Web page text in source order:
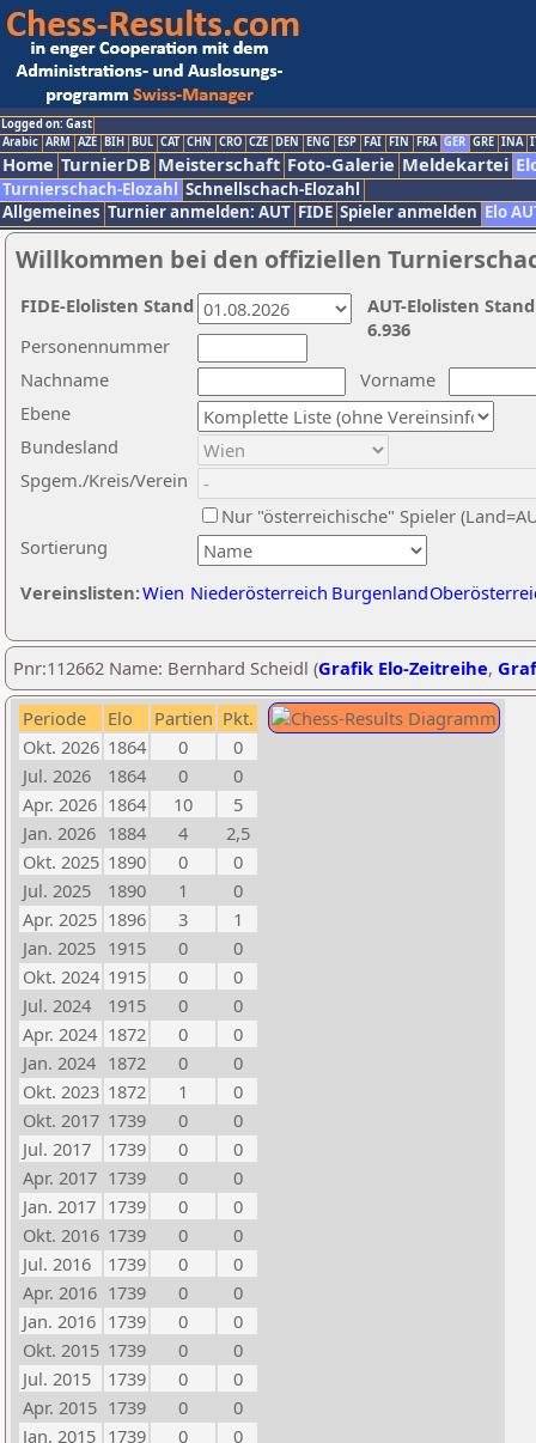
Logged on: Gast
Arabic ARM AZE BIH BUL CAT CHN CRO CZE DEN ENG ESP FAI FIN FRA GER GRE INA
Home TurnierDB Meisterschaft Foto-Galerie Meldekartei
Turnierschach-Elozahl Schnellschach-Elozahl
Allgemeines Turnier anmelden: AUT FIDE Spieler anmelden Elo
Willkommen bei den offiziellen
Nachname
Vorname
Ebene
Sortierung
Personennummer
Bundesland
Spgem./Kreis/Verein
Nur "österreichische" Spieler
Vereinslisten:Wien Niederösterreich Burgenland
AUT-Elolisten
6.936
FIDE-Elolisten Stand
Pnr:112662 Name: Bernhard Scheidl (Grafik Elo-Zeitreihe,
Periode Elo Partien Pkt.
Okt. 2026 1864 0
0
Jul. 2026
1864 0
0
Apr. 2026 1864 10
5
Jan. 2026 1884 4
2,5
Okt. 2025 1890 0
0
Jul. 2025
1890 1
0
Apr. 2025 1896 3
1
Jan. 2025 1915 0
0
Okt. 2024 1915 0
0
Jul. 2024
1915 0
0
Apr. 2024 1872 0
0
Jan. 2024 1872 0
0
Okt. 2023 1872 1
0
Okt. 2017 1739 0
0
Jul. 2017
1739 0
0
Apr. 2017 1739 0
0
Jan. 2017 1739 0
0
Okt. 2016 1739 0
0
Jul. 2016
1739 0
0
Apr. 2016 1739 0
0
Jan. 2016 1739 0
0
Okt. 2015 1739 0
0
Jul. 2015
1739 0
0
Apr. 2015 1739 0
0
Jan. 2015 1739 0
0